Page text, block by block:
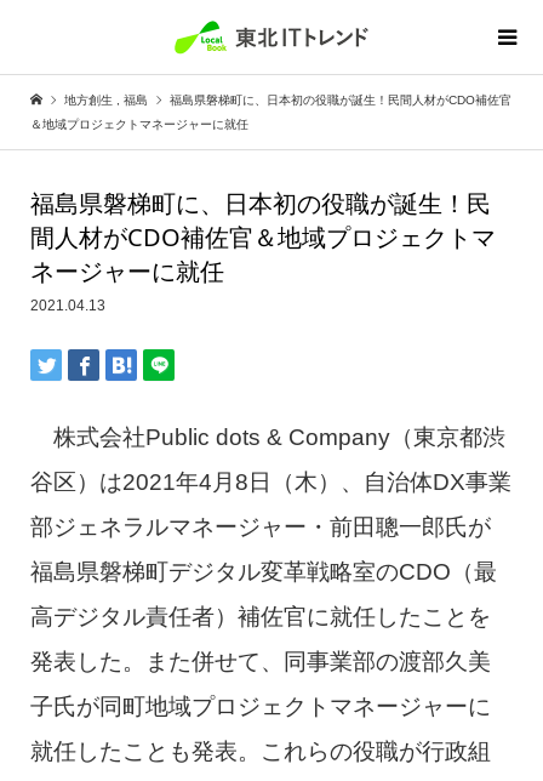
地方創生 福島
福島県磐梯町に、日本初の役職が誕生！民間人材がCDO補佐官
＆地域プロジェクトマネージャーに就任
福島県磐梯町に、日本初の役職が誕生！民
間人材がCDO補佐官＆地域プロジェクトマ
ネージャーに就任
2021.04.13
株式会社Public dots & Company（東京都渋
谷区）は2021年4月8日（木）、自治体DX事業
部ジェネラルマネージャー・前田聰一郎氏が
福島県磐梯町デジタル変革戦略室のCDO（最
高デジタル責任者）補佐官に就任したことを
発表した。また併せて、同事業部の渡部久美
子氏が同町地域プロジェクトマネージャーに
就任したことも発表。これらの役職が行政組